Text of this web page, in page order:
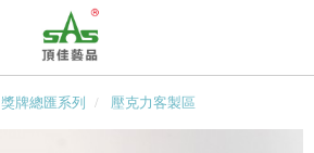
獎牌總匯系列 壓克力客製區